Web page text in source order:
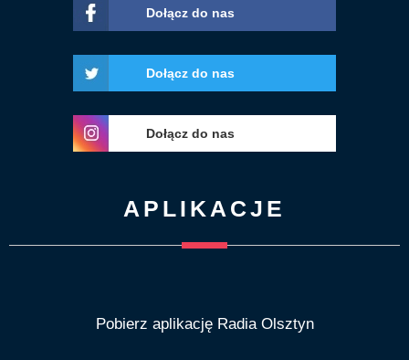
Dołącz do nas
Dołącz do nas
Dołącz do nas
APLIKACJE
Pobierz aplikację Radia Olsztyn